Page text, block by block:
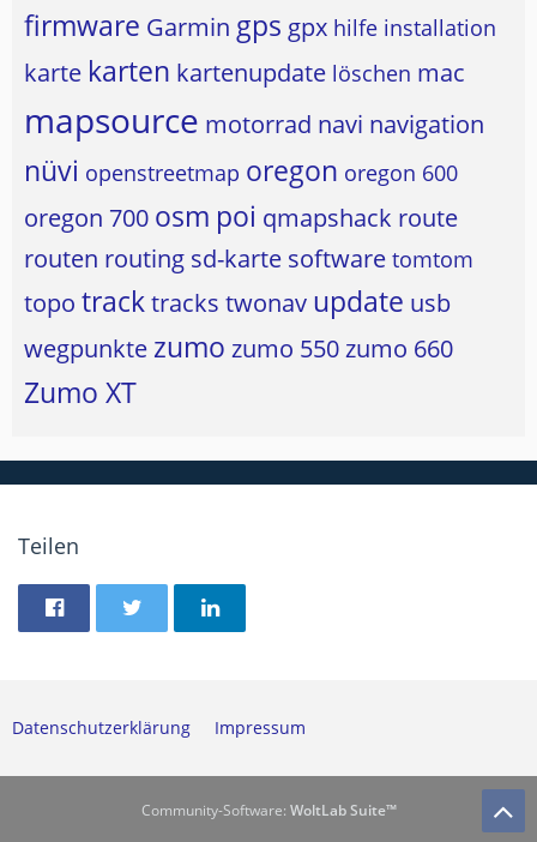
firmware Garmin gps gpx hilfe installation
karte karten kartenupdate löschen mac
mapsource motorrad navi navigation
nüvi openstreetmap oregon oregon 600
oregon 700 osm poi qmapshack route
routen routing sd-karte software tomtom
topo tracktracks twonav update usb
wegpunkte zumo zumo 550zumo 660
Zumo XT
Teilen
Datenschutzerklärung Impressum
Community-Software: WoltLab Suite™